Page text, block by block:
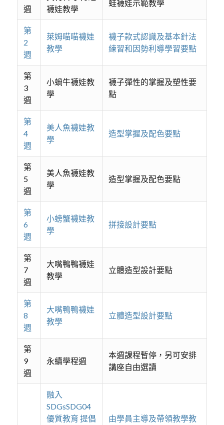
週
襪娃教學
蛙襪娃示範教學
第
2
週
萊姆喵喵襪娃
教學
襪子款式認識及基本針法
練習和因勢利導學習要點
第
3
週
小蝸牛襪娃教
學
襪子彈性的掌握及塑性要
點
第
4
週
美人魚襪娃教
學
造型掌握及配色要點
第
5
週
美人魚襪娃教
學
造型掌握及配色要點
第
6
週
小螃蟹襪娃教
學
拼接設計要點
第
7
週
大嘴鴨鴨襪娃
教學
立體造型設計要點
第
8
週
大嘴鴨鴨襪娃
教學
立體造型設計要點
第
9
週
永續學程週
本週課程暫停，另可安排
講座自由選讀
融入
SDGsSDG04
優質教育 提倡
由學員主導及帶領教學教